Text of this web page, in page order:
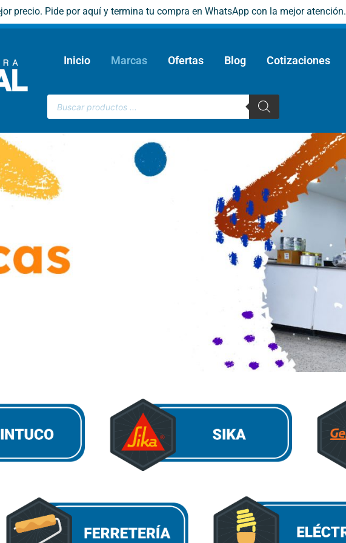
precio. Pide por aquí y termina tu compra en WhatsApp con la mejor atención.
Inicio Marcas Ofertas Blog Cotizaciones